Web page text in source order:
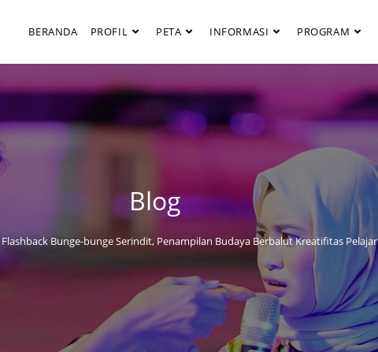
BERANDA PROFIL PETA INFORMASI PROGRAM
Blog
Flashback Bunge-bunge Serindit, Penampilan Budaya Berbalut Kreatifitas Pelajar